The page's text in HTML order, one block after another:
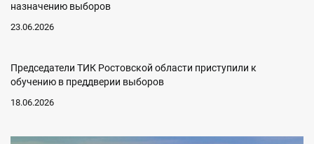
назначению выборов
23.06.2026
Председатели ТИК Ростовской области приступили к
обучению в преддверии выборов
18.06.2026